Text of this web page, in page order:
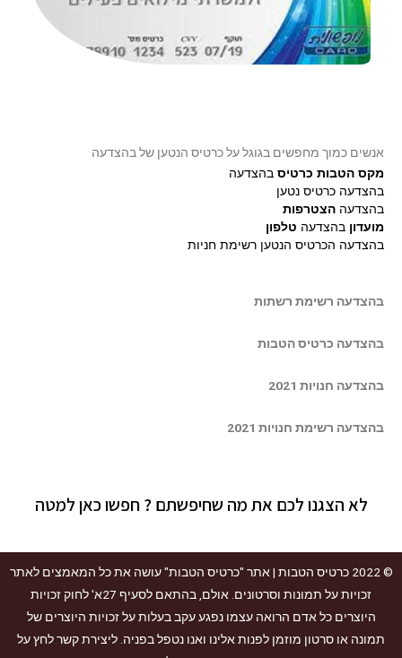
אנשים כמוך מחפשים בגוגל על כרטיס הנטען של בהצדעה
מקס הטבות כרטיס בהצדעה
בהצדעה כרטיס נטען
בהצדעה הצטרפות
מועדון בהצדעה טלפון
בהצדעה הכרטיס הנטען רשימת חניות
בהצדעה רשימת רשתות
בהצדעה כרטיס הטבות
בהצדעה חנויות 2021
בהצדעה רשימת חנויות 2021
לא הצגנו לכם את מה שחיפשתם ? חפשו כאן למטה
© 2022 כרטיס הטבות | אתר "כרטיס הטבות" עושה את כל המאמצים לאתר
זכויות על תמונות וסרטונים. אולם, בהתאם לסעיף 27א' לחוק זכויות
היוצרים כל אדם הרואה עצמו נפגע עקב בעלות על זכויות היוצרים של
תמונה או סרטון מוזמן לפנות אלינו ואנו נטפל בפניה. ליצירת קשר לחץ על